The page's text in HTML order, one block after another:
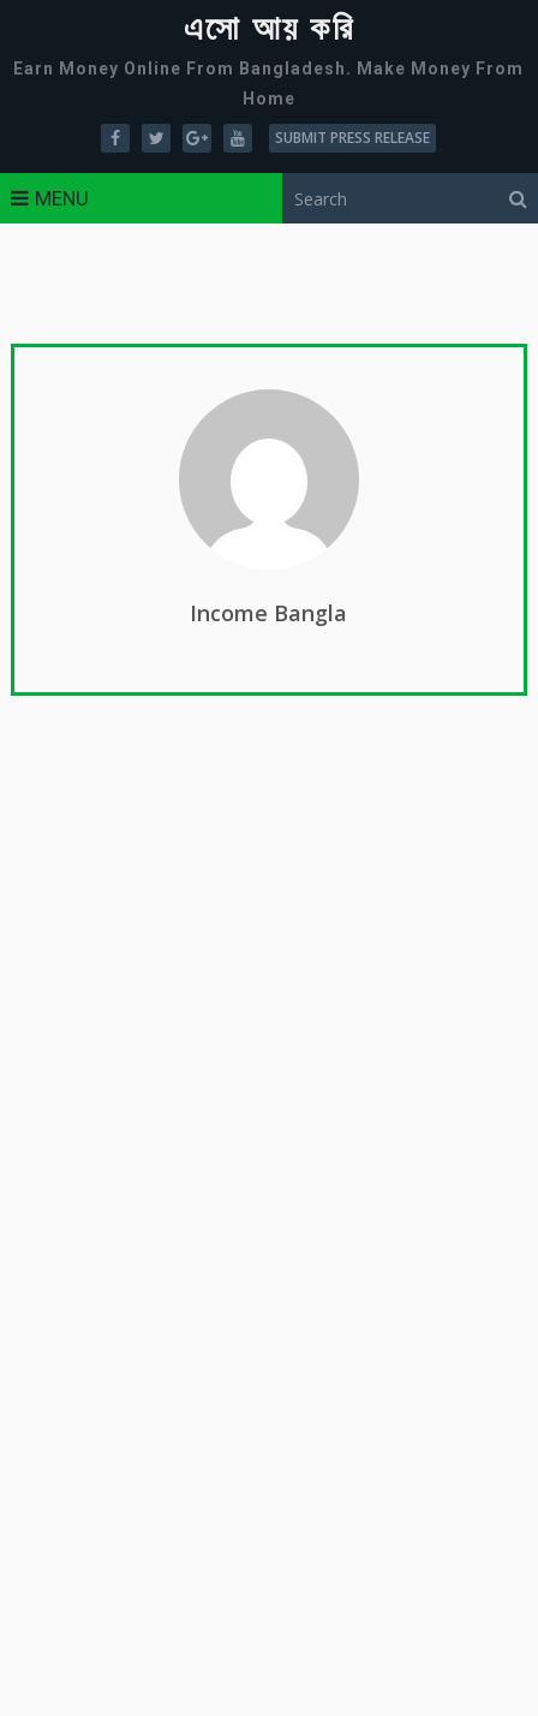
এসো আয় করি
Earn Money Online From Bangladesh. Make Money From
Home
SUBMIT PRESS RELEASE
MENU
Income Bangla